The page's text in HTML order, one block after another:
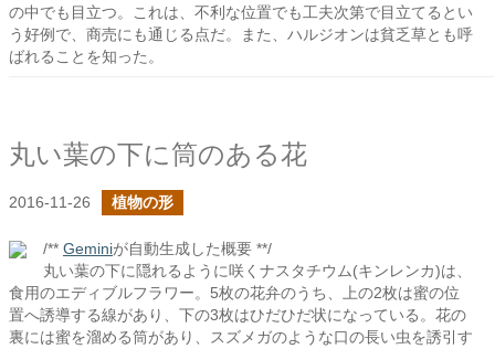
の中でも目立つ。これは、不利な位置でも工夫次第で目立てるとい
う好例で、商売にも通じる点だ。また、ハルジオンは貧乏草とも呼
ばれることを知った。
丸い葉の下に筒のある花
2016-11-26 植物の形
/** Geminiが自動生成した概要 **/
丸い葉の下に隠れるように咲くナスタチウム(キンレンカ)は、
食用のエディブルフラワー。5枚の花弁のうち、上の2枚は蜜の位
置へ誘導する線があり、下の3枚はひだひだ状になっている。花の
裏には蜜を溜める筒があり、スズメガのような口の長い虫を誘引す